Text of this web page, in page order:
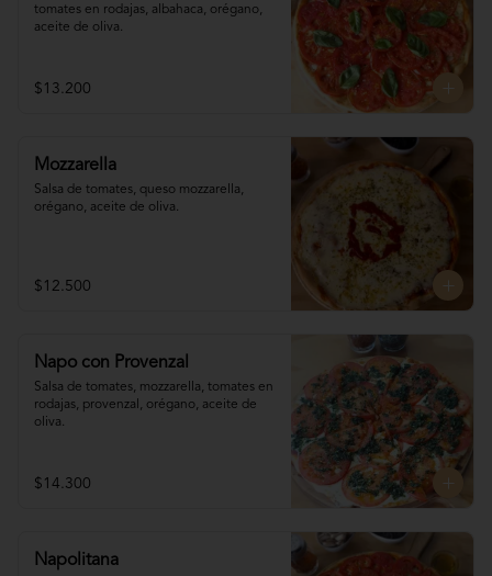
tomates en rodajas, albahaca, orégano,
aceite de oliva.
$13.200
Mozzarella
Salsa de tomates, queso mozzarella,
orégano, aceite de oliva.
$12.500
Napo con Provenzal
Salsa de tomates, mozzarella, tomates en
rodajas, provenzal, orégano, aceite de
oliva.
$14.300
Napolitana